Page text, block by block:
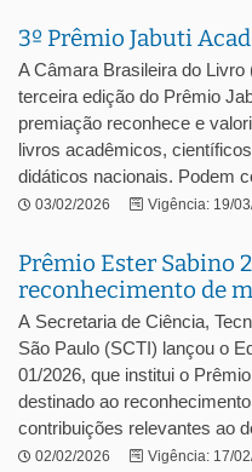
3º Prêmio Jabuti
A Câmara Brasileira do
terceira edição do Prêmio
premiação reconhece e
livros acadêmicos,
didáticos nacionais. Podem
03/02/2026 Vigência: 19/
Prêmio Ester Sabino
reconhecimento de
A Secretaria de Ciência,
São Paulo (SCTI) lançou o
01/2026, que institui o
destinado ao
contribuições relevantes ao
02/02/2026 Vigência: 17/